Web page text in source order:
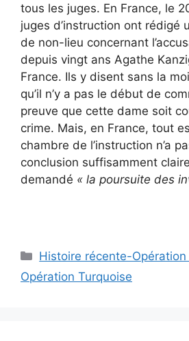
tous les juges. En France, le
juges d’instruction ont rédigé
de non-lieu concernant
depuis vingt ans Agathe
France. Ils y disent sans la
qu’il n’y a pas le début de
preuve que cette dame soit
crime. Mais, en France, tout
chambre de l’instruction n’a
conclusion suffisamment
demandé « la poursuite des
Catégories
Histoire récente-Opération
Opération Turquoise